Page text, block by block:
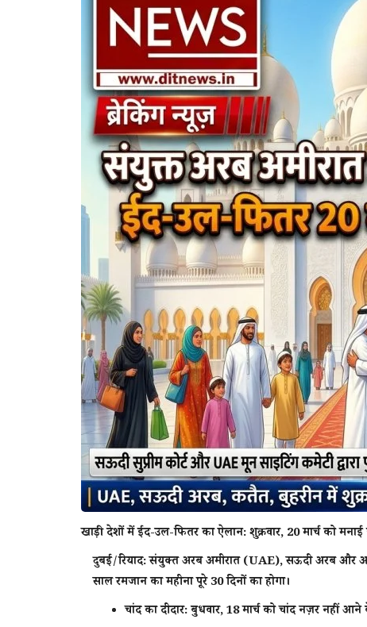
खाड़ी देशों में ईद-उल-फितर का ऐलान: शुक्रवार, 20 मार्च को मनाई
दुबई/रियाद:संयुक्त अरब अमीरात (UAE), सऊदी अरब और
साल रमजान का महीना पूरे30 दिनोंका होगा।
चांद का दीदार:बुधवार, 18 मार्च को चांद नज़र नहीं आने